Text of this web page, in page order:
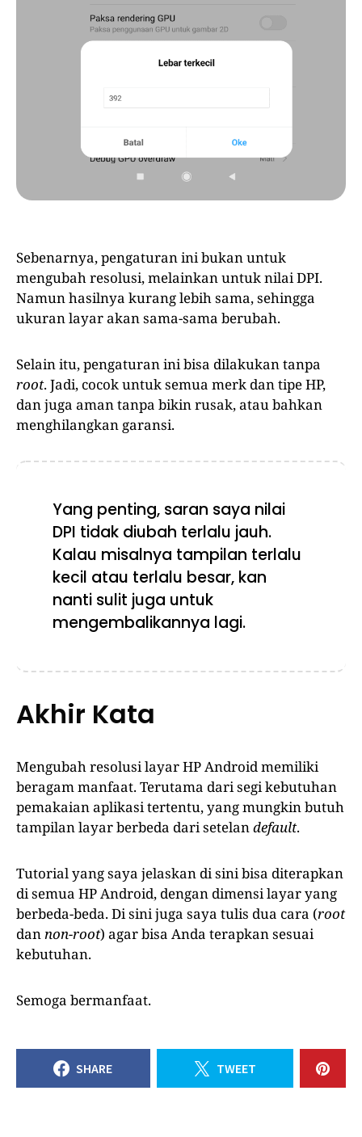
Sebenarnya, pengaturan ini bukan untuk
mengubah resolusi, melainkan untuk nilai DPI.
Namun hasilnya kurang lebih sama, sehingga
ukuran layar akan sama-sama berubah.
Selain itu, pengaturan ini bisa dilakukan tanpa
root. Jadi, cocok untuk semua merk dan tipe HP,
dan juga aman tanpa bikin rusak, atau bahkan
menghilangkan garansi.
Yang penting, saran saya nilai
DPI tidak diubah terlalu jauh.
Kalau misalnya tampilan terlalu
kecil atau terlalu besar, kan
nanti sulit juga untuk
mengembalikannya lagi.
Akhir Kata
Mengubah resolusi layar HP Android memiliki
beragam manfaat. Terutama dari segi kebutuhan
pemakaian aplikasi tertentu, yang mungkin butuh
tampilan layar berbeda dari setelan default.
Tutorial yang saya jelaskan di sini bisa diterapkan
di semua HP Android, dengan dimensi layar yang
berbeda-beda. Di sini juga saya tulis dua cara (root
dan non-root) agar bisa Anda terapkan sesuai
kebutuhan.
Semoga bermanfaat.
SHARE TWEET